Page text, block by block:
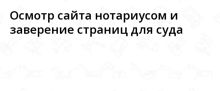
Осмотр сайта нотариусом и
заверение страниц для суда